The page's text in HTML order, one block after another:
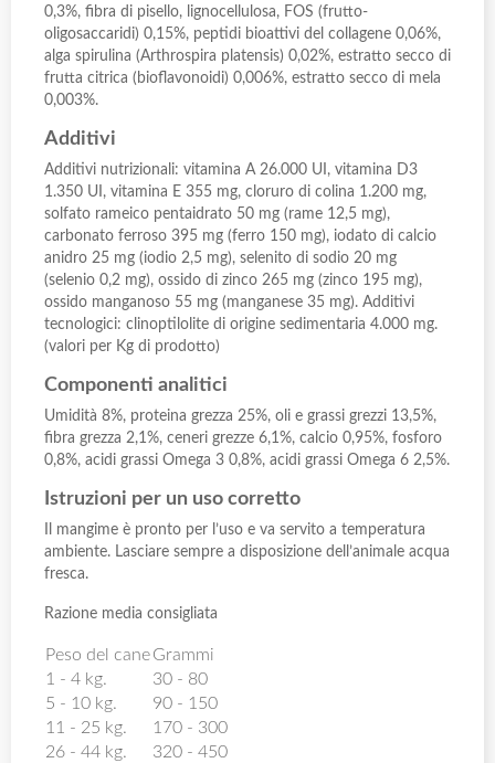
0,3%, fibra di pisello, lignocellulosa, FOS (frutto-
oligosaccaridi) 0,15%, peptidi bioattivi del collagene 0,06%,
alga spirulina (Arthrospira platensis) 0,02%, estratto secco di
frutta citrica (bioflavonoidi) 0,006%, estratto secco di mela
0,003%.
Additivi
Additivi nutrizionali: vitamina A 26.000 UI, vitamina D3
1.350 UI, vitamina E 355 mg, cloruro di colina 1.200 mg,
solfato rameico pentaidrato 50 mg (rame 12,5 mg),
carbonato ferroso 395 mg (ferro 150 mg), iodato di calcio
anidro 25 mg (iodio 2,5 mg), selenito di sodio 20 mg
(selenio 0,2 mg), ossido di zinco 265 mg (zinco 195 mg),
ossido manganoso 55 mg (manganese 35 mg). Additivi
tecnologici: clinoptilolite di origine sedimentaria 4.000 mg.
(valori per Kg di prodotto)
Componenti analitici
Umidità 8%, proteina grezza 25%, oli e grassi grezzi 13,5%,
fibra grezza 2,1%, ceneri grezze 6,1%, calcio 0,95%, fosforo
0,8%, acidi grassi Omega 3 0,8%, acidi grassi Omega 6 2,5%.
Istruzioni per un uso corretto
Il mangime è pronto per l’uso e va servito a temperatura
ambiente. Lasciare sempre a disposizione dell’animale acqua
fresca.
Razione media consigliata
Peso del caneGrammi
1 - 4 kg.
30 - 80
5 - 10 kg.
90 - 150
11 - 25 kg.
170 - 300
26 - 44 kg.
320 - 450